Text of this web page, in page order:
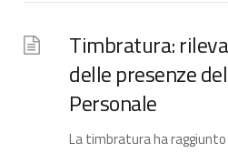
Timbratura:
delle presenze del
Personale
La timbratura ha raggiunto